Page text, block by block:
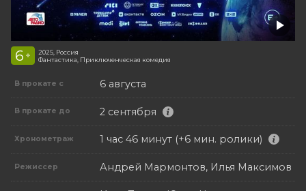
6 +
2025, Россия
Фантастика, Приключенческая комедия
В прокате с 6 августа
В прокате до 2 сентября
Хронометраж 1 час 46 минут (+6 мин. ролики)
Режиссер Андрей Мармонтов, Илья Максимов